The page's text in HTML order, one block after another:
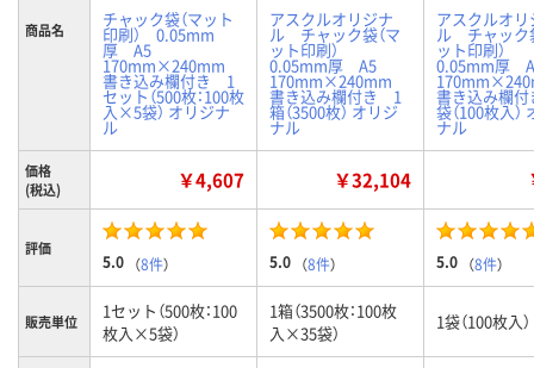
商品名 チャック袋（マット
印刷） 0.05mm
厚 A5
170mm×240mm
書き込み欄付き 1
セット（500枚：100枚
入×5袋） オリジナ
ル
アスクルオリジナ
ル チャック袋（マ
ット印刷）
0.05mm厚 A5
170mm×240mm
書き込み欄付き 1
箱（3500枚） オリジ
ナル
アスクルオリ
ル チャック
ット印刷）
0.05mm厚
書き込み欄
袋（100枚入）
ナル
価格
(税込)
￥4,607 ￥32,104
評価
5.0 （8件） 5.0 （8件） 5.0 （8件）
販売単位
1セット（500枚：100
枚入×5袋）
1箱（3500枚：100枚
入×35袋）
1袋（100枚入）